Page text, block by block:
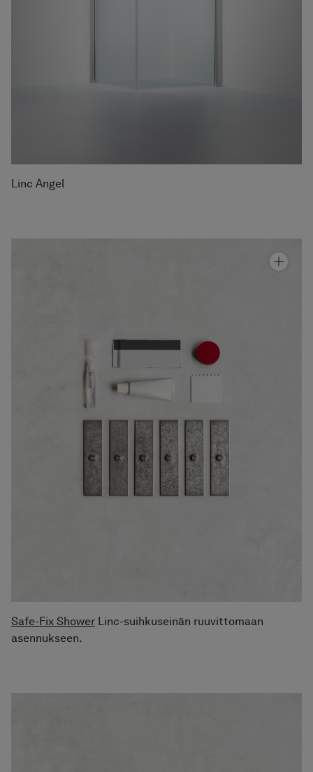
Linc Angel
Suihkunurkka Linc 55 Original
Hinta alk 2 060 €
Suihkuseinä Linc 3 Original
Suihkuseinä Linc 4 Original
Tarvikkeet Safe-Fix
Hinta alk 20 €
Tilanjakaja Linc Josephine
Hinta alk 970 €
Safe-Fix Shower Linc-suihkuseinän ruuvittomaan
asennukseen.